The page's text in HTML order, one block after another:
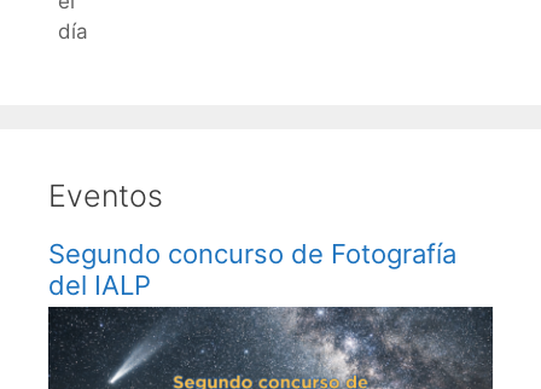
día
Eventos
Segundo concurso de Fotografía
del IALP